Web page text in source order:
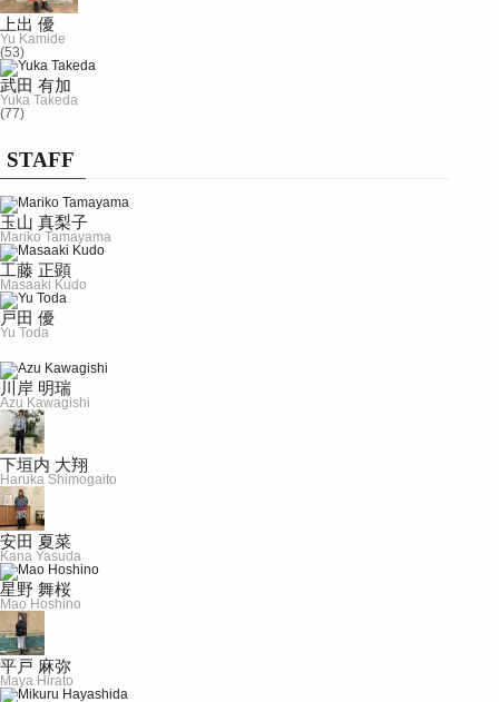
上出 優
Yu Kamide
(53)
武田 有加
Yuka Takeda
(77)
STAFF
玉山 真梨子
Mariko Tamayama
工藤 正顕
Masaaki Kudo
戸田 優
Yu Toda
川岸 明瑞
Azu Kawagishi
下垣内 大翔
Haruka Shimogaito
安田 夏菜
Kana Yasuda
星野 舞桜
Mao Hoshino
平戸 麻弥
Maya Hirato